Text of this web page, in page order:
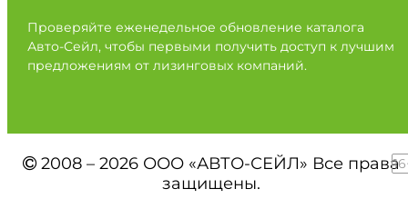
Проверяйте еженедельное обновление каталога
Авто-Сейл, чтобы первыми получить доступ к лучшим
предложениям от лизинговых компаний.
2008 – 2026 ООО «АВТО-СЕЙЛ» Все права
защищены.